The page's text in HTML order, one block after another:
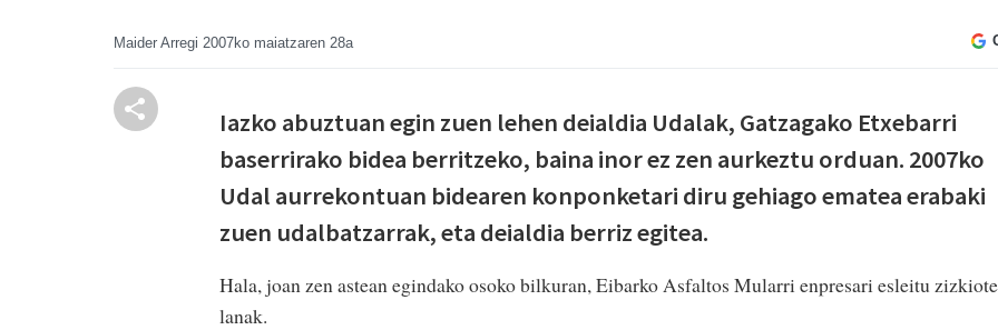
Maider Arregi 2007ko maiatzaren 28a
Iazko abuztuan egin zuen lehen deialdia Udalak, Gatzagako Etxebarri
baserrirako bidea berritzeko, baina inor ez zen aurkeztu orduan. 2007ko
Udal aurrekontuan bidearen konponketari diru gehiago ematea erabaki
zuen udalbatzarrak, eta deialdia berriz egitea.
Hala, joan zen astean egindako osoko bilkuran, Eibarko Asfaltos Mularri enpresari esleitu
lanak.